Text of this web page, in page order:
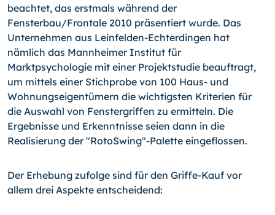
beachtet, das erstmals während der
Fensterbau/Frontale 2010 präsentiert wurde. Das
Unternehmen aus Leinfelden-Echterdingen hat
nämlich das Mannheimer Institut für
Marktpsychologie mit einer Projektstudie beauftragt,
um mittels einer Stichprobe von 100 Haus- und
Wohnungseigentümern die wichtigsten Kriterien für
die Auswahl von Fenstergriffen zu ermitteln. Die
Ergebnisse und Erkenntnisse seien dann in die
Realisierung der "RotoSwing"-Palette eingeflossen.
Der Erhebung zufolge sind für den Griffe-Kauf vor
allem drei Aspekte entscheidend: